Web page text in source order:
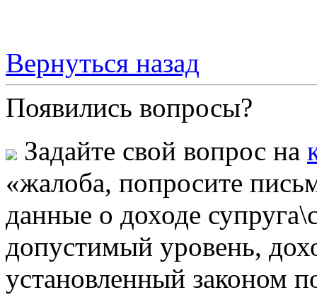
Вернуться назад
Появились вопросы?
Задайте свой вопрос на
«жалоба, попросите
данные о доходе
допустимый уровень,
установленный законом